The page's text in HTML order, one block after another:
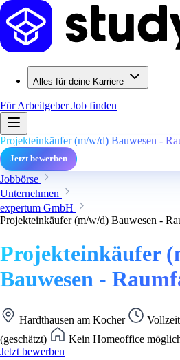
Alles für deine Karriere
Für ArbeitgeberJob finden
Projekteinkäufer (m/w/d) Bauwesen -
Jetzt bewerben
Jobbörse
Unternehmen
expertum GmbH
Projekteinkäufer (m/w/d) Bauwesen -
Projekteinkäufer
Bauwesen -
Hardthausen am Kocher Vollzeit
(geschätzt)
Kein Homeoffice
Jetzt bewerben